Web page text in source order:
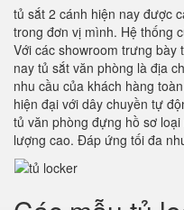
tủ sắt 2 cánh hiện nay được
trong đơn vị mình. Hệ thống
Với các showroom trưng bày
nay tủ sắt văn phòng là địa
nhu cầu của khách hàng
hiện đại với dây chuyền tự
tủ văn phòng đựng hồ sơ
lượng cao. Đáp ứng tối đa